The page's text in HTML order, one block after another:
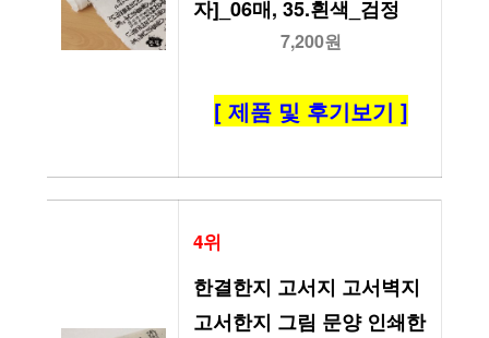
자]_06매, 35.흰색_검정
7,200원
[ 제품 및 후기보기 ]
4위
한결한지 고서지 고서벽지
고서한지 그림 문양 인쇄한